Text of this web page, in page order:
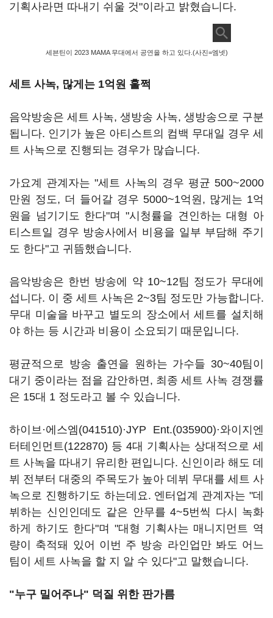
기획사라면 따내기 쉬울 것"이라고 밝혔습니다.
세븐틴이 2023 MAMA 무대에서 공연을 하고 있다.(사진=엠넷)
세트 사녹, 많게는 1억원 훌쩍
음악방송은 세트 사녹, 생방송 사녹, 생방송으로 구분
됩니다. 인기가 높은 아티스트의 컴백 무대일 경우 세
트 사녹으로 진행되는 경우가 많습니다.
가요계 관계자는 "세트 사녹의 경우 평균 500~2000
만원 정도, 더 들어갈 경우 5000~1억원, 많게는 1억
원을 넘기기도 한다"며 "시청률을 견인하는 대형 아
티스트일 경우 방송사에서 비용을 일부 부담해 주기
도 한다"고 귀뜸했습니다.
음악방송은 한번 방송에 약 10~12팀 정도가 무대에
섭니다. 이 중 세트 사녹은 2~3팀 정도만 가능합니다.
무대 미술을 바꾸고 별도의 장소에서 세트를 설치해
야 하는 등 시간과 비용이 소요되기 때문입니다.
평균적으로 방송 출연을 원하는 가수들 30~40팀이
대기 중이라는 점을 감안하면, 최종 세트 사녹 경쟁률
은 15대 1 정도라고 볼 수 있습니다.
하이브·에스엠(041510)·JYP Ent.(035900)·와이지엔
터테인먼트(122870) 등 4대 기획사는 상대적으로 세
트 사녹을 따내기 유리한 편입니다. 신인이라 해도 데
뷔 전부터 대중의 주목도가 높아 데뷔 무대를 세트 사
녹으로 진행하기도 하는데요. 엔터업계 관계자는 "데
뷔하는 신인인데도 같은 안무를 4~5번씩 다시 녹화
하게 하기도 한다"며 "대형 기획사는 매니지먼트 역
량이 축적돼 있어 이번 주 방송 라인업만 봐도 어느
팀이 세트 사녹을 할 지 알 수 있다"고 말했습니다.
"누구 밀어주나" 덕질 위한 판가름